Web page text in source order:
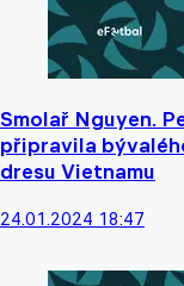
Smolař Nguyen.
připravila
dresu Vietnamu
24.01.2024 18:47